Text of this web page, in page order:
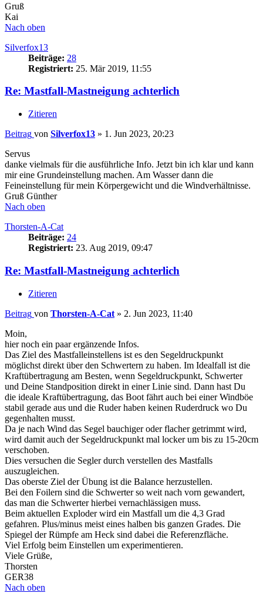
Gruß
Kai
Nach oben
Silverfox13
Beiträge: 28
Registriert: 25. Mär 2019, 11:55
Re: Mastfall-Mastneigung achterlich
Zitieren
Beitrag von Silverfox13 » 1. Jun 2023, 20:23
Servus
danke vielmals für die ausführliche Info. Jetzt bin ich klar und kann
mir eine Grundeinstellung machen. Am Wasser dann die
Feineinstellung für mein Körpergewicht und die Windverhältnisse.
Gruß Günther
Nach oben
Thorsten-A-Cat
Beiträge: 24
Registriert: 23. Aug 2019, 09:47
Re: Mastfall-Mastneigung achterlich
Zitieren
Beitrag von Thorsten-A-Cat » 2. Jun 2023, 11:40
Moin,
hier noch ein paar ergänzende Infos.
Das Ziel des Mastfalleinstellens ist es den Segeldruckpunkt
möglichst direkt über den Schwertern zu haben. Im Idealfall ist die
Kraftübertragung am Besten, wenn Segeldruckpunkt, Schwerter
und Deine Standposition direkt in einer Linie sind. Dann hast Du
die ideale Kraftübertragung, das Boot fährt auch bei einer Windböe
stabil gerade aus und die Ruder haben keinen Ruderdruck wo Du
gegenhalten musst.
Da je nach Wind das Segel bauchiger oder flacher getrimmt wird,
wird damit auch der Segeldruckpunkt mal locker um bis zu 15-20cm
verschoben.
Dies versuchen die Segler durch verstellen des Mastfalls
auszugleichen.
Das oberste Ziel der Übung ist die Balance herzustellen.
Bei den Foilern sind die Schwerter so weit nach vorn gewandert,
das man die Schwerter hierbei vernachlässigen muss.
Beim aktuellen Exploder wird ein Mastfall um die 4,3 Grad
gefahren. Plus/minus meist eines halben bis ganzen Grades. Die
Spiegel der Rümpfe am Heck sind dabei die Referenzfläche.
Viel Erfolg beim Einstellen um experimentieren.
Viele Grüße,
Thorsten
GER38
Nach oben